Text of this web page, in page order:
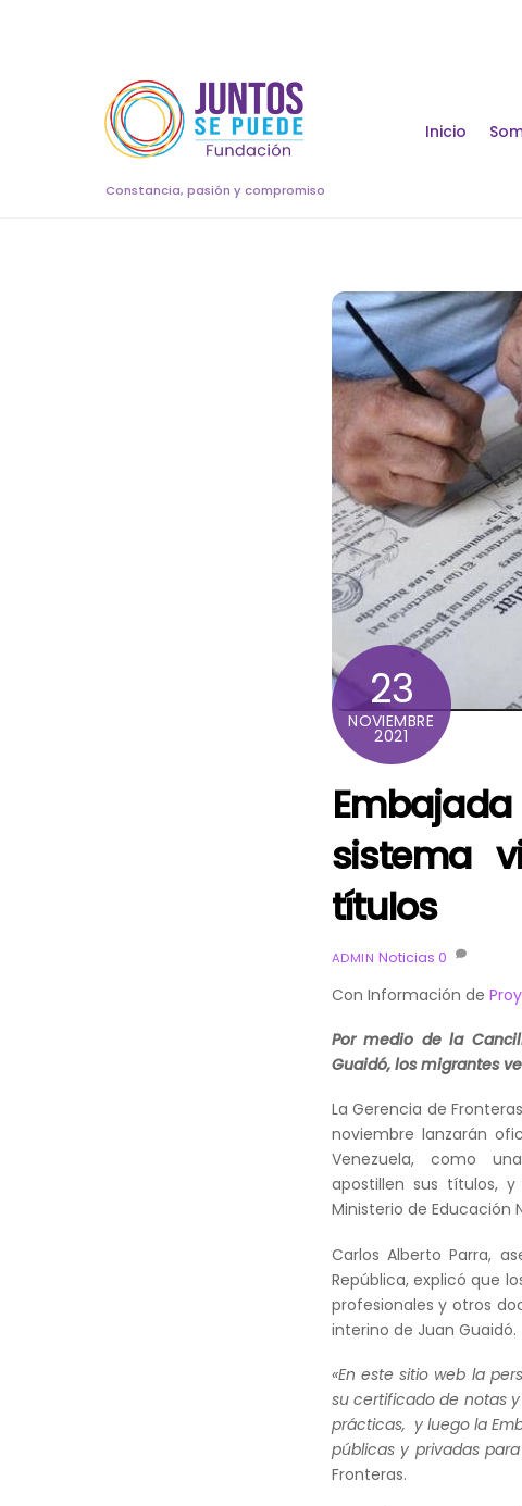
Constancia, pasión y compromiso
Inicio
23
NOVIEMBRE
2021
sistema
títulos
ADMIN Noticias 0
Con Información de
Por medio de la
Guaidó, los migrantes
La Gerencia de
noviembre lanzarán
Venezuela, como
apostillen sus títulos,
Ministerio de Educación
Carlos Alberto Parra,
República, explicó que
profesionales y otros
interino de Juan Guaidó.
«En este sitio web la
su certificado de notas
prácticas, y luego la
públicas y privadas
Fronteras.